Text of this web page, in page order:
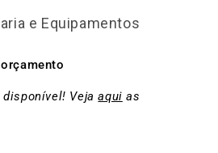
e Equipamentos
disponível! Vejaaqui as